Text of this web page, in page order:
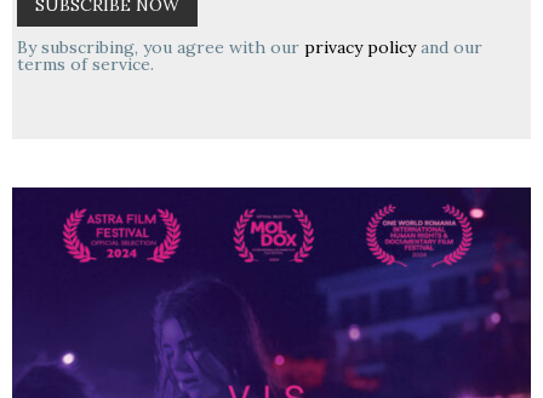
By subscribing, you agree with our privacy policyand our
terms of service.